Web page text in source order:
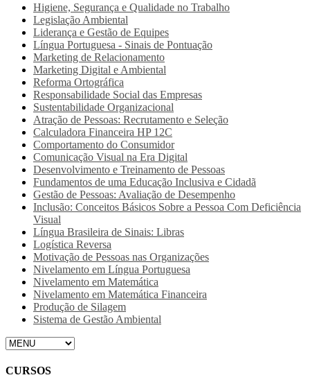
Higiene, Segurança e Qualidade no Trabalho
Legislação Ambiental
Liderança e Gestão de Equipes
Língua Portuguesa - Sinais de Pontuação
Marketing de Relacionamento
Marketing Digital e Ambiental
Reforma Ortográfica
Responsabilidade Social das Empresas
Sustentabilidade Organizacional
Atração de Pessoas: Recrutamento e Seleção
Calculadora Financeira HP 12C
Comportamento do Consumidor
Comunicação Visual na Era Digital
Desenvolvimento e Treinamento de Pessoas
Fundamentos de uma Educação Inclusiva e Cidadã
Gestão de Pessoas: Avaliação de Desempenho
Inclusão: Conceitos Básicos Sobre a Pessoa Com Deficiência
Visual
Língua Brasileira de Sinais: Libras
Logística Reversa
Motivação de Pessoas nas Organizações
Nivelamento em Língua Portuguesa
Nivelamento em Matemática
Nivelamento em Matemática Financeira
Produção de Silagem
Sistema de Gestão Ambiental
CURSOS